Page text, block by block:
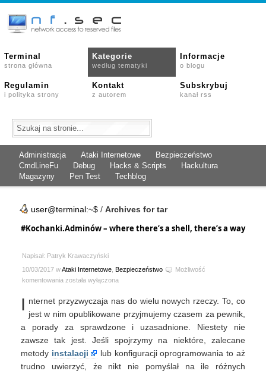
Terminal
strona główna
Kategorie
według tematyki
Informacje
o blogu
Regulamin
i polityka strony
Kontakt
z autorem
Subskrybuj
kanał rss
Administracja Ataki Internetowe
Bezpieczeństwo
CmdLineFu
Debug Hacks & Scripts
Hackultura
Magazyny
Pen Test Techblog
user@terminal:~$ / Archives for tar
#Kochanki.Adminów – where there’s a shell, there’s a way
Napisał: Patryk Krawaczyński
10/03/2017 wAtaki Internetowe Bezpieczeństwo
Możliwość
komentowania #Kochanki.Adminów
where
there’s
there’s
a
way
została wyłączona
I nternet przyzwyczaja nas do wielu nowych rzeczy. To, co
jest w nim opublikowane przyjmujemy czasem za pewnik,
a porady za sprawdzone i uzasadnione. Niestety nie
zawsze tak jest. Jeśli spojrzymy na niektóre, zalecane
metody instalacji
lub konfiguracji oprogramowania to aż
trudno uwierzyć, że nikt nie pomyślał na ile różnych